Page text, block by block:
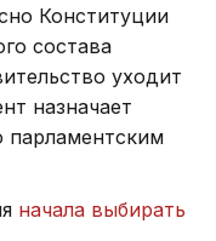
Конституции
состава
уходит
назначает
парламентским
начала выбирать